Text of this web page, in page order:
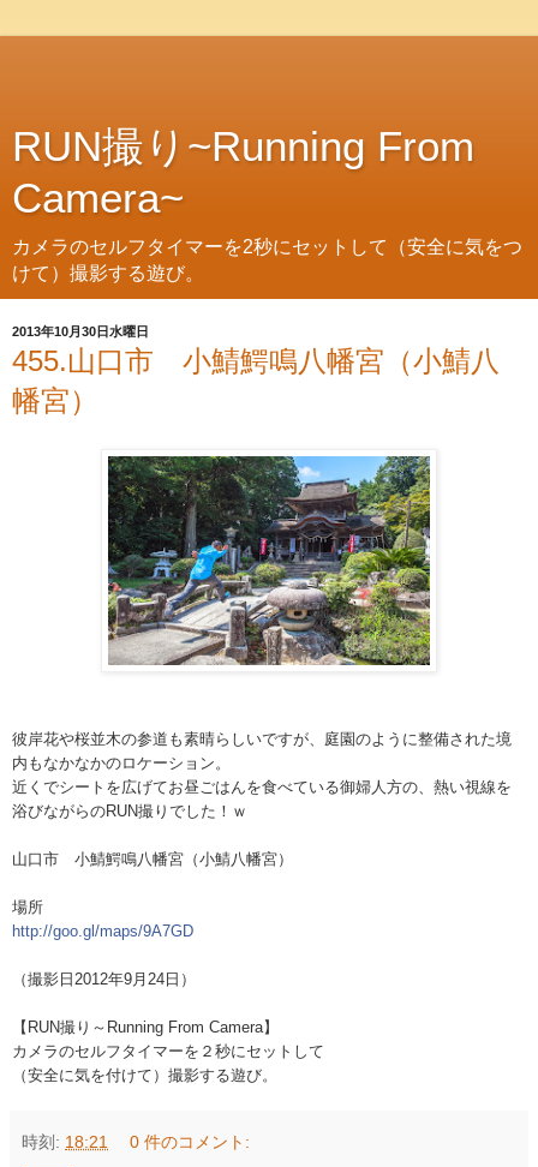
RUN撮り~Running From
Camera~
カメラのセルフタイマーを2秒にセットして（安全に気をつ
けて）撮影する遊び。
2013年10月30日水曜日
455.山口市 小鯖鰐鳴八幡宮（小鯖八
幡宮）
彼岸花や桜並木の参道も素晴らしいですが、庭園のように整備された境
内もなかなかのロケーション。
近くでシートを広げてお昼ごはんを食べている御婦人方の 、熱い視線を
浴びながらのRUN撮りでした！ｗ
山口市 小鯖鰐鳴八幡宮（小鯖八幡宮）
場所
http://goo.gl/maps/9A7GD
（撮影日2012年9月24日）
【RUN撮り～Running From Camera】
カメラのセルフタイマーを２秒にセットして
（安全に気を付けて）撮影する遊び。
時刻: 18:21 0 件のコメント: